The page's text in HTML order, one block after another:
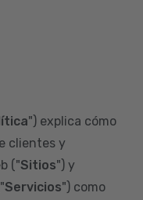
") explica cómo
clientes y
("Sitios") y
Servicios") como